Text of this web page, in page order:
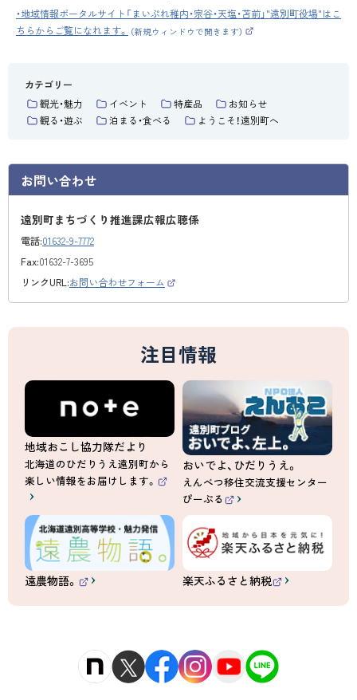
・地域情報ポータルサイト「まいぷれ稚内・宗谷・天塩・苫前」"遠別町役場"はこ
ちらからご覧になれます。 （新規ウィンドウで開きます）
）
カテゴリー
観光・魅力
イベント 特産品
お知らせ
観る・遊ぶ
泊まる・食べる ようこそ！遠別町へ
お問い合わせ
遠別町まちづくり推進課広報広聴係
電話:01632-9-7772
Fax:01632-7-3695
リンクURL:お問い合わせフォーム
外
イ
）
注目情報
地域おこし協力隊だより
北海道のひだりうえ遠別町から
楽しい情報をお届けします。
部
サ
イ
）
おいでよ、ひだりうえ。
えんべつ移住交流支援センター
ぴーぷる
部
サ
イ
）
遠農物語。
外
）
楽天ふるさと納税
外
）